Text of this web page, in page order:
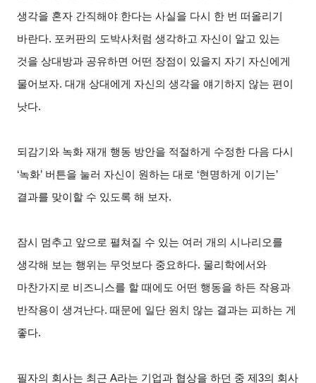
생각을 혼자 간직해야 한다는 사실을 다시 한 번 떠올리기
바란다. 포커판의 도박사처럼 생각하고 자신이 알고 있는
것을 상대방과 공유하면 어떤 장점이 있을지 자기 자신에게
물어보자. 대개 상대에게 자신의 생각을 얘기하지 않는 편이
낫다.
되감기와 녹화 재개 행동 방안을 적절하게 수정한 다음 다시
‘녹화’ 버튼을 눌러 자신이 원하는 대로 ‘현명하게 이기는’
결과를 맞이할 수 있도록 해 보자.
잠시 멈추고 앞으로 펼쳐질 수 있는 여러 개의 시나리오를
생각해 보는 행위는 무엇보다 중요하다. 물리학에서와
마찬가지로 비즈니스를 할 때에도 어떤 행동을 하든 작용과
반작용이 생겨난다. 때문에 일단 원치 않는 결과는 피하는 게
좋다.
필자의 회사는 최근 A라는 기업과 협상을 하던 중 제3의 회사